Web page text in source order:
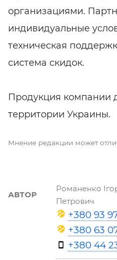
организациями.
индивидуальные
техническая
система скидок.
Продукция компании
территории Украины.
Мнение редакции может
АВТОР
Романенко
Петрович
+380 93
+380 63
+380 44